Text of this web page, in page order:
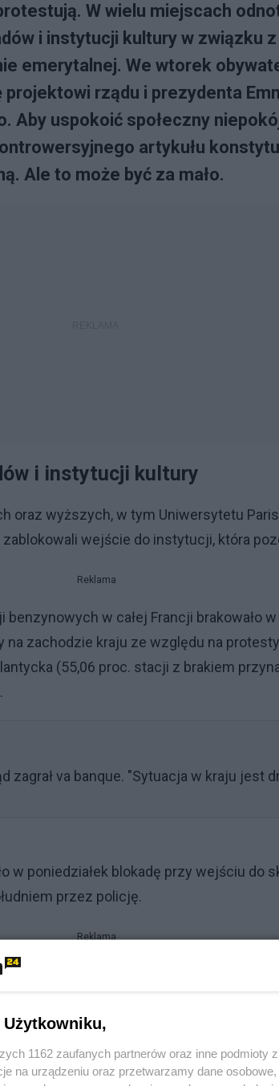
W wielu miejscach
i instytucji kultury w związku
emerytalnej. We wtorek
rządu i prezydenta
Aby uspokoić społeczny
artykułu
Ale to może być za mało.
i instytucji kultury
oraz wyższych, w tym Uniwersytetu
wejście do instytucji, która
Reklama
w całej Francji brakowało w
zachodzie kraju ze względu na
(55,06 proc. stacji z brakiem
zagrał va banque. "Sytuacja w kraju jest
w poniedziałek blokadę przy wejściu do
przez policję.
Reklama
wtorek poważnie zakłócony.
aresztowania prewencyjne,
w Paryżu odrzucił wniosek o ich
Użytkowniku,
1162 zaufanych partnerów oraz inne podmioty
na urządzeniu oraz przetwarzamy dane